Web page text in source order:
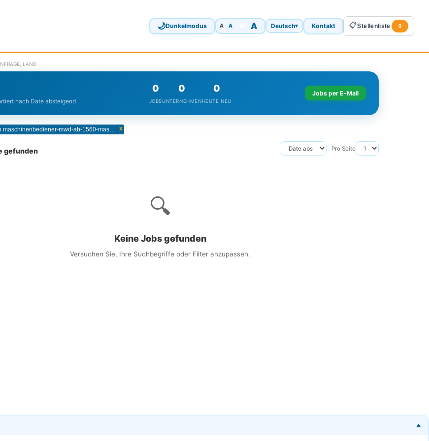
🌙Dunkelmodus A A A Deutsch▾ Kontakt 📋Stellenliste 0
LAND
nach Date absteigend
0
JOBS
0
UNTERNEHMEN
0
HEUTE NEU
Jobs per E-Mail
job maschinenbediener-mwd-ab-1560-maschinen-und-anlagenfuhrerin-metall-kunststofftechnik x
gefunden Pro Seite
🔍
Keine Jobs gefunden
Versuchen Sie, Ihre Suchbegriffe oder Filter anzupassen.
▼